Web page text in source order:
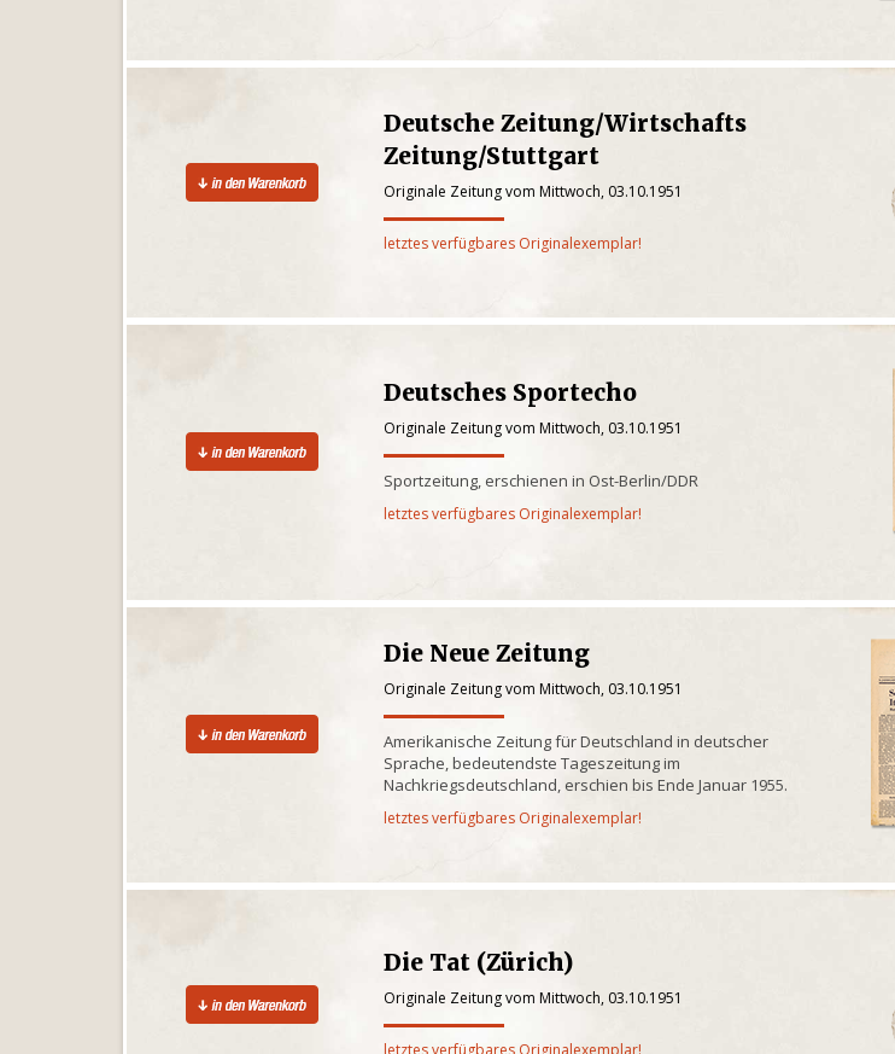
Deutsche Zeitung/Wirtschafts
Zeitung/Stuttgart
Originale Zeitung vom Mittwoch, 03.10.1951
letztes verfügbares Originalexemplar!
Deutsches Sportecho
Originale Zeitung vom Mittwoch, 03.10.1951
Sportzeitung, erschienen in Ost-Berlin/DDR
letztes verfügbares Originalexemplar!
Die Neue Zeitung
Originale Zeitung vom Mittwoch, 03.10.1951
Amerikanische Zeitung für Deutschland in deutscher
Sprache, bedeutendste Tageszeitung im
Nachkriegsdeutschland, erschien bis Ende Januar 1955.
letztes verfügbares Originalexemplar!
Die Tat (Zürich)
Originale Zeitung vom Mittwoch, 03.10.1951
letztes verfügbares Originalexemplar!